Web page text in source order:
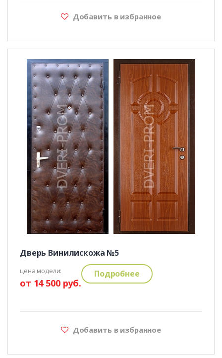
Добавить в избранное
Дверь Винилискожа №5
цена модели:
от 14 500 руб.
Подробнее
Добавить в избранное